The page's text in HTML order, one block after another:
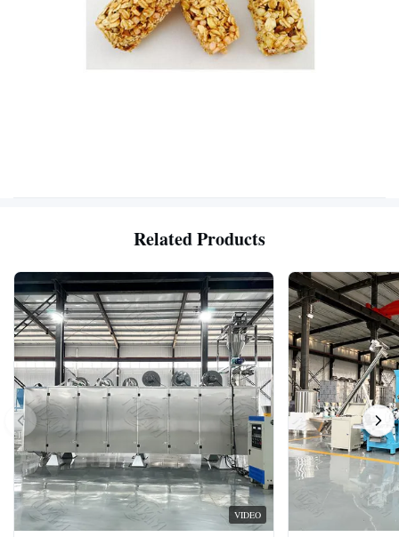
Related Products
VIDEO